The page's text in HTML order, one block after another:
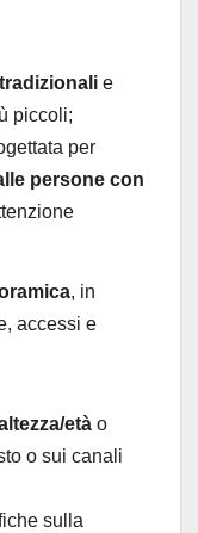
e
piccoli;
per
persone con
, in
accessi e
età o
o sui canali
sulla